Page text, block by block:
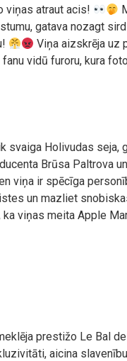
viņas atraut acis!
gatava nozagt
Viņa aizskrēja uz
vidū furoru, kura
svaiga Holivudas seja,
Brūsa Paltrova
viņa ir spēcīga
un mazliet
viņas meita Apple
prestižo Le Bal
aicina